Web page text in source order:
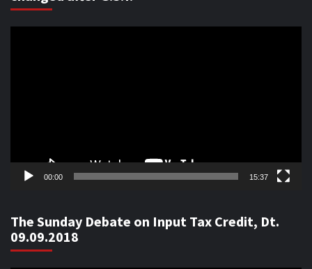
00:00 15:37
The Sunday Debate on Input Tax Credit, Dt.
09.09.2018